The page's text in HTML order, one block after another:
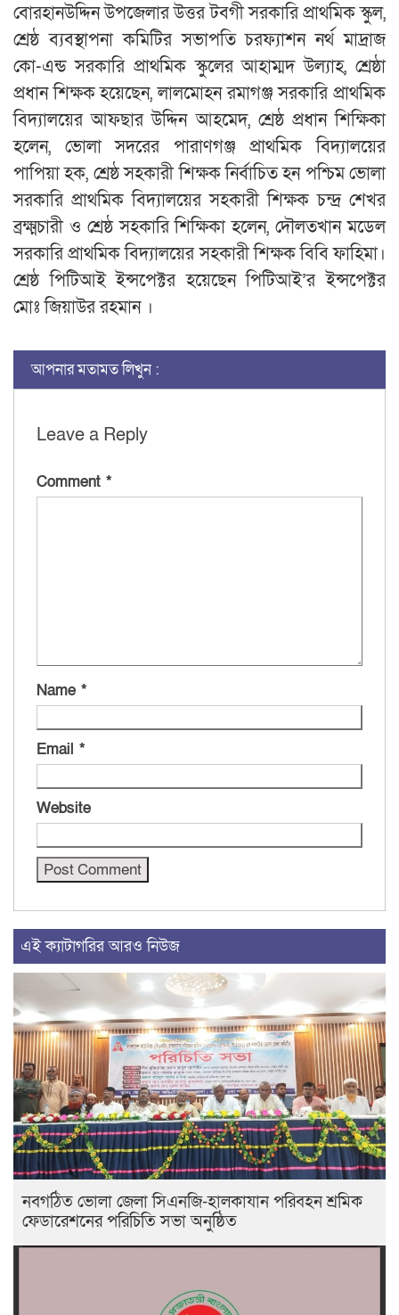
বোরহানউদ্দিন উপজেলার উত্তর টবগী সরকারি প্রাথমিক স্কুল,
শ্রেষ্ঠ ব্যবস্থাপনা কমিটির সভাপতি চরফ্যাশন নর্থ মাদ্রাজ
কো-এন্ড সরকারি প্রাথমিক স্কুলের আহাম্মদ উল্যাহ, শ্রেষ্ঠা
প্রধান শিক্ষক হয়েছেন, লালমোহন রমাগঞ্জ সরকারি প্রাথমিক
বিদ্যালয়ের আফছার উদ্দিন আহমেদ, শ্রেষ্ঠ প্রধান শিক্ষিকা
হলেন, ভোলা সদরের পারাণগঞ্জ প্রাথমিক বিদ্যালয়ের
পাপিয়া হক, শ্রেষ্ঠ সহকারী শিক্ষক নির্বাচিত হন পশ্চিম ভোলা
সরকারি প্রাথমিক বিদ্যালয়ের সহকারী শিক্ষক চন্দ্র শেখর
ব্রক্ষ্মচারী ও শ্রেষ্ঠ সহকারি শিক্ষিকা হলেন, দৌলতখান মডেল
সরকারি প্রাথমিক বিদ্যালয়ের সহকারী শিক্ষক বিবি ফাহিমা।
শ্রেষ্ঠ পিটিআই ইন্সপেক্টর হয়েছেন পিটিআই’র ইন্সপেক্টর
মোঃ জিয়াউর রহমান ।
আপনার মতামত লিখুন :
Leave a Reply
Comment *
Name *
Email *
Website
এই ক্যাটাগরির আরও নিউজ
নবগঠিত ভোলা জেলা সিএনজি-হালকাযান পরিবহন শ্রমিক
ফেডারেশনের পরিচিতি সভা অনুষ্ঠিত